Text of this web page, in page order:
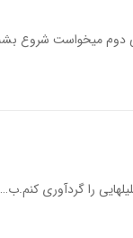
را گردآوری کنم.ب…